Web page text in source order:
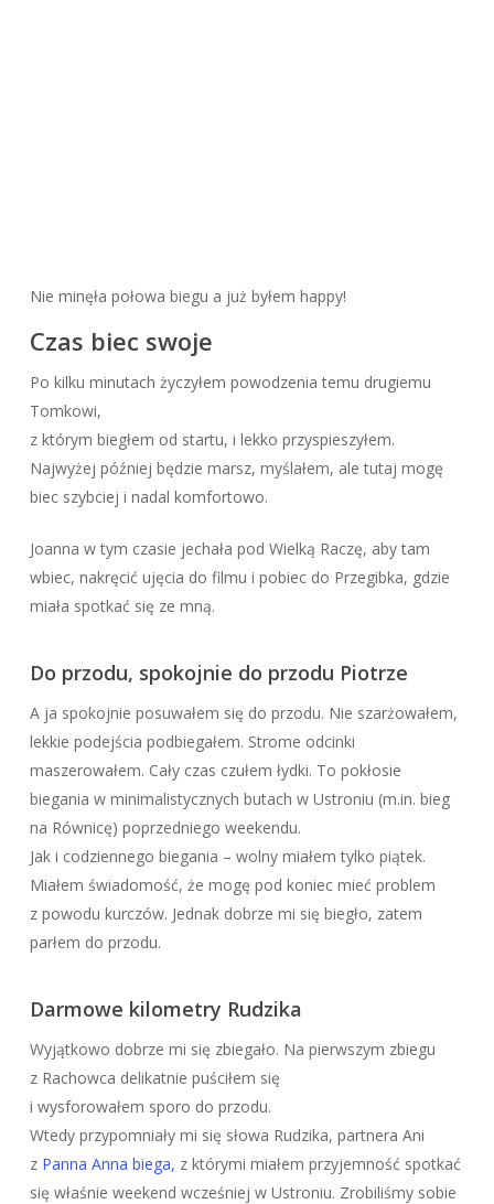
Nie minęła połowa biegu a już byłem happy!
Czas biec swoje
Po kilku minutach życzyłem powodzenia temu drugiemu
Tomkowi,
z którym biegłem od startu, i lekko przyspieszyłem.
Najwyżej później będzie marsz, myślałem, ale tutaj mogę
biec szybciej i nadal komfortowo.
Joanna w tym czasie jechała pod Wielką Raczę, aby tam
wbiec, nakręcić ujęcia do filmu i pobiec do Przegibka, gdzie
miała spotkać się ze mną.
Do przodu, spokojnie do przodu Piotrze
A ja spokojnie posuwałem się do przodu. Nie szarżowałem,
lekkie podejścia podbiegałem. Strome odcinki
maszerowałem. Cały czas czułem łydki. To pokłosie
biegania w minimalistycznych butach w Ustroniu (m.in. bieg
na Równicę) poprzedniego weekendu.
Jak i codziennego biegania – wolny miałem tylko piątek.
Miałem świadomość, że mogę pod koniec mieć problem
z powodu kurczów. Jednak dobrze mi się biegło, zatem
parłem do przodu.
Darmowe kilometry Rudzika
Wyjątkowo dobrze mi się zbiegało. Na pierwszym zbiegu
z Rachowca delikatnie puściłem się
i wysforowałem sporo do przodu.
Wtedy przypomniały mi się słowa Rudzika, partnera Ani
z Panna Anna biega, z którymi miałem przyjemność spotkać
się właśnie weekend wcześniej w Ustroniu. Zrobiliśmy sobie